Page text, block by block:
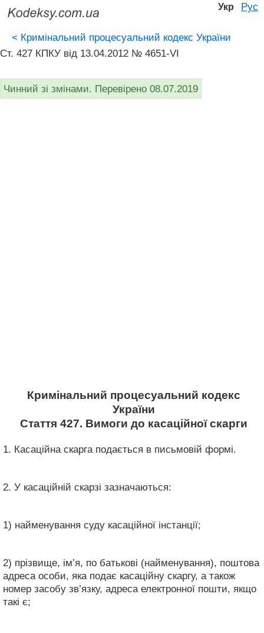
Укр Рус
< Кримінальний процесуальний кодекс України
Ст. 427 КПКУ від 13.04.2012 № 4651-VI
Чинний зі змінами. Перевірено 08.07.2019
Кримінальний процесуальний кодекс
України
Стаття 427. Вимоги до касаційної скарги
1. Касаційна скарга подається в письмовій формі.
2. У касаційній скарзі зазначаються:
1) найменування суду касаційної інстанції;
2) прізвище, ім’я, по батькові (найменування), поштова
адреса особи, яка подає касаційну скаргу, а також
номер засобу зв’язку, адреса електронної пошти, якщо
такі є;